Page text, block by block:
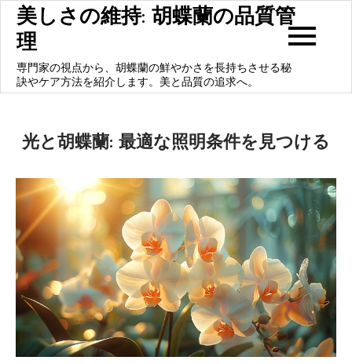
Skip
content
美しさの維持: 胡蝶蘭の品質管
理
専門家の視点から、胡蝶蘭の鮮やかさを長持ちさせる秘
訣やケア方法を紹介します。美と品質の追求へ。
光と胡蝶蘭: 最適な照明条件を見つける